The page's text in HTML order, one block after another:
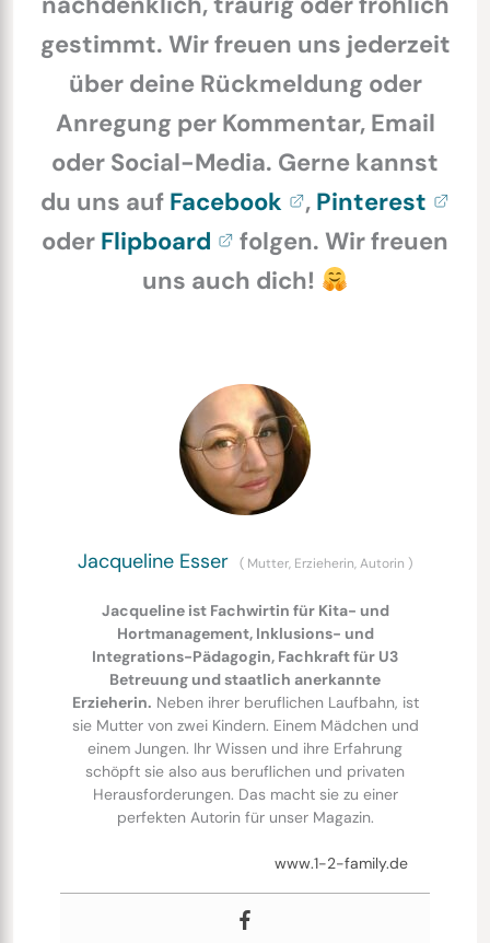
gestimmt. Wir freuen uns jederzeit
über deine Rückmeldung oder
Anregung per Kommentar, Email
oder Social-Media. Gerne kannst
du uns auf Facebook , Pinterest
oder Flipboard
folgen. Wir freuen
uns auch dich!
Jacqueline Esser ( Mutter, Erzieherin, Autorin )
Jacqueline ist Fachwirtin für Kita- und
Hortmanagement, Inklusions- und
Integrations-Pädagogin, Fachkraft für U3
Betreuung und staatlich anerkannte
Erzieherin. Neben ihrer beruflichen Laufbahn, ist
sie Mutter von zwei Kindern. Einem Mädchen und
einem Jungen. Ihr Wissen und ihre Erfahrung
schöpft sie also aus beruflichen und privaten
Herausforderungen. Das macht sie zu einer
perfekten Autorin für unser Magazin.
www.1-2-family.de